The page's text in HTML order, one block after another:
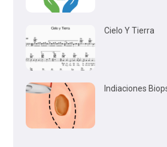
Cielo Y Tierra
Indiaciones